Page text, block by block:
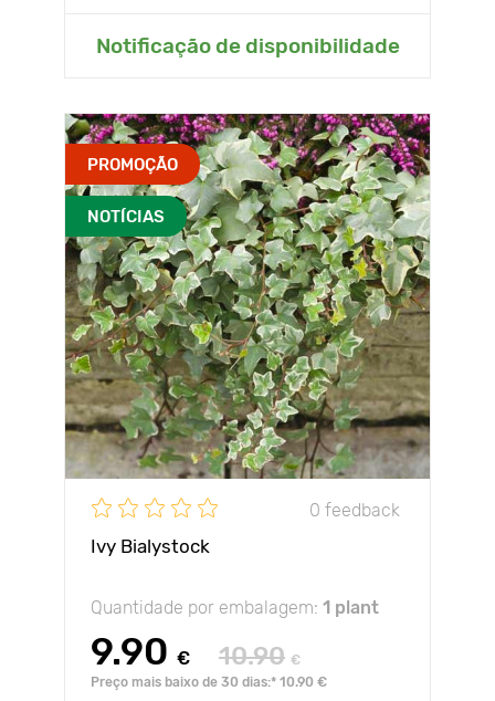
Notificação de disponibilidade
PROMOÇÃO
NOTÍCIAS
0 feedback
Ivy Bialystock
Quantidade por embalagem: 1 plant
9.90 € 10.90 €
Preço mais baixo de 30 dias:* 10.90 €